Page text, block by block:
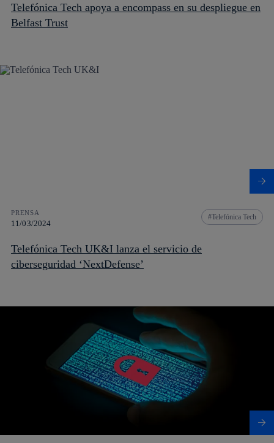
Telefónica Tech apoya a encompass en su despliegue en
Belfast Trust
PRENSA
11/03/2024
Telefónica Tech
Telefónica Tech UK&I lanza el servicio de
ciberseguridad ‘NextDefense’